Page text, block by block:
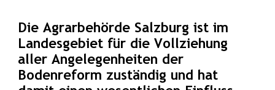
Die Agrarbehörde Salzburg ist im
Landesgebiet für die Vollziehung
aller Angelegenheiten der
Bodenreform zuständig und hat